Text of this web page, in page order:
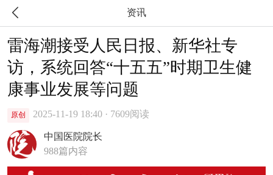
 资讯
雷海潮接受人民日报、新华社专
访，系统回答“十五五”时期卫生健
康事业发展等问题
原创 2025-11-19 18:40 · 7609阅读
中国医院院长
988篇内容